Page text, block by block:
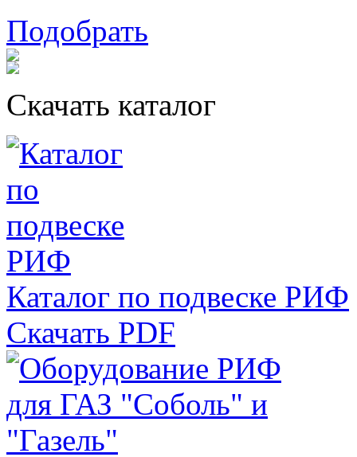
Подобрать
Скачать каталог
Каталог по подвеске РИФ
Скачать PDF